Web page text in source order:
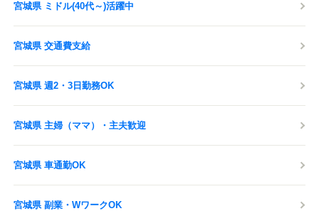
宮城県 ミドル(40代～)活躍中
宮城県 交通費支給
宮城県 週2・3日勤務OK
宮城県 主婦（ママ）・主夫歓迎
宮城県 車通勤OK
宮城県 副業・WワークOK